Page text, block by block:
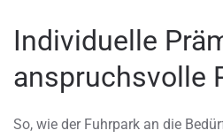
Individuelle
anspruchsvolle
So, wie der Fuhrpark an die